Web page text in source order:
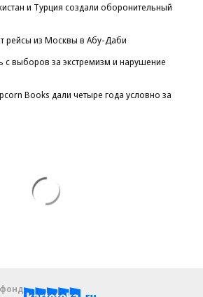
и Турция создали оборонительный
рейсы из Москвы в Абу-Даби
с выборов за экстремизм и нарушение
Books дали четыре года условно за